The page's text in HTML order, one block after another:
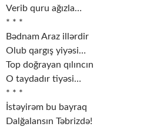
Verib quru ağızla…
* * *
Bədnam Araz illərdir
Olub qargış yiyəsi…
Top doğrayan qılıncın
O taydadır tiyəsi…
* * *
İstəyirəm bu bayraq
Dalğalansın Təbrizdə!